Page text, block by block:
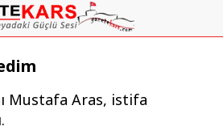
Mustafa Aras, istifa